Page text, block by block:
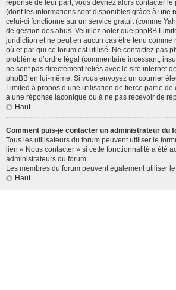
réponse de leur part, vous devriez alors contacter
(dont les informations sont disponibles grâce à une
celui-ci fonctionne sur un service gratuit (comme
de gestion des abus. Veuillez noter que phpBB
juridiction et ne peut en aucun cas être tenu comme
où et par qui ce forum est utilisé. Ne contactez pas
problème d’ordre légal (commentaire incessant,
ne sont pas directement reliés avec le site internet
phpBB en lui-même. Si vous envoyez un courrier
Limited à propos d’une utilisation de tierce partie
à une réponse laconique ou à ne pas recevoir de
Haut
Comment puis-je contacter un administrateur du
Tous les utilisateurs du forum peuvent utiliser le
lien « Nous contacter » si cette fonctionnalité a été
administrateurs du forum.
Les membres du forum peuvent également utiliser
Haut